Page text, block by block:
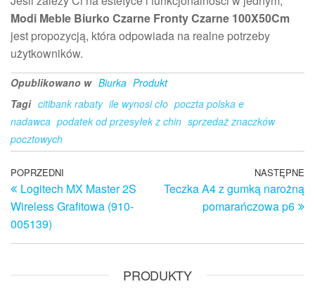
Modi Meble Biurko Czarne Fronty Czarne 100X50Cm
jest propozycją, która odpowiada na realne potrzeby
użytkowników.
Opublikowano w Biurka Produkt
Tagi citibank rabaty ile wynosi cło poczta polska e
nadawca podatek od przesyłek z chin sprzedaż znaczków
pocztowych
Nawigacja
wpisu
Poprzedni
wpis
POPRZEDNI
Logitech MX Master 2S
Wireless Grafitowa (910-
005139)
NASTĘPNE
Teczka A4 z gumką narożną
pomarańczowa p6
PRODUKTY